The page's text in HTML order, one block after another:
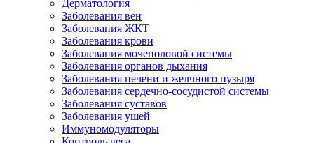
Дерматология
Заболевания вен
Заболевания ЖКТ
Заболевания крови
Заболевания мочеполовой системы
Заболевания органов дыхания
Заболевания печени и желчного пузыря
Заболевания сердечно-сосудистой системы
Заболевания суставов
Заболевания ушей
Иммуномодуляторы